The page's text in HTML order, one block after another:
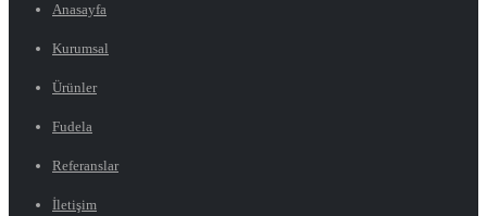
Anasayfa
Kurumsal
Ürünler
Fudela
Referanslar
İletişim